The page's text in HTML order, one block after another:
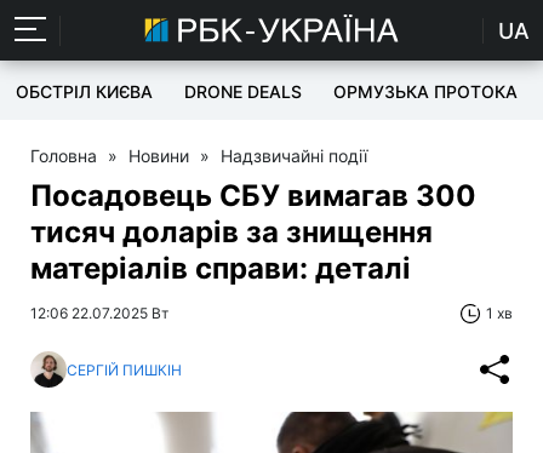
UA
ОБСТРІЛ КИЄВА DRONE DEALS ОРМУЗЬКА ПРОТОКА
Головна » Новини » Надзвичайні події
Посадовець СБУ вимагав 300
тисяч доларів за знищення
матеріалів справи: деталі
12:06 22.07.2025 Вт 1 хв
СЕРГІЙ ПИШКІН